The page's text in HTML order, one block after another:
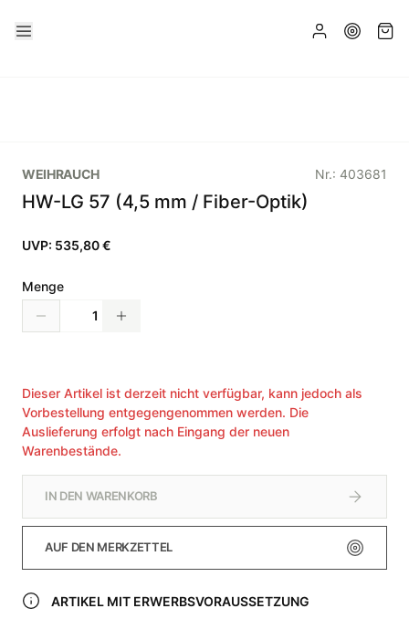
WEIHRAUCH Nr.: 403681
HW-LG 57 (4,5 mm / Fiber-Optik)
UVP: 535,80 €
Menge
Dieser Artikel ist derzeit nicht verfügbar, kann jedoch als
Vorbestellung entgegengenommen werden. Die
Auslieferung erfolgt nach Eingang der neuen
Warenbestände.
IN DEN WARENKORB
AUF DEN MERKZETTEL
ARTIKEL MIT ERWERBSVORAUSSETZUNG